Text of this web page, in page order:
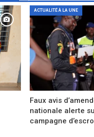
ACTUALITÉ À LA UNE
Faux avis
nationale alerte
campagne